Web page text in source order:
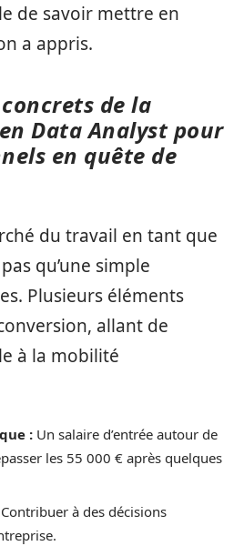
de savoir mettre en
a appris.
de la
Data Analyst pour
en quête de
du travail en tant que
qu’une simple
Plusieurs éléments
allant de
à la mobilité
: Un salaire d’entrée autour de
les 55 000 € après quelques
Contribuer à des décisions